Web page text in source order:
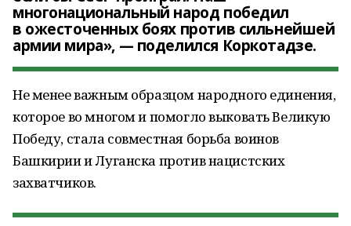
многонациональный народ победил
в ожесточенных боях против сильнейшей
армии мира», — поделился Коркотадзе.
Не менее важным образцом народного единения,
которое во многом и помогло выковать Великую
Победу, стала совместная борьба воинов
Башкирии и Луганска против нацистских
захватчиков.